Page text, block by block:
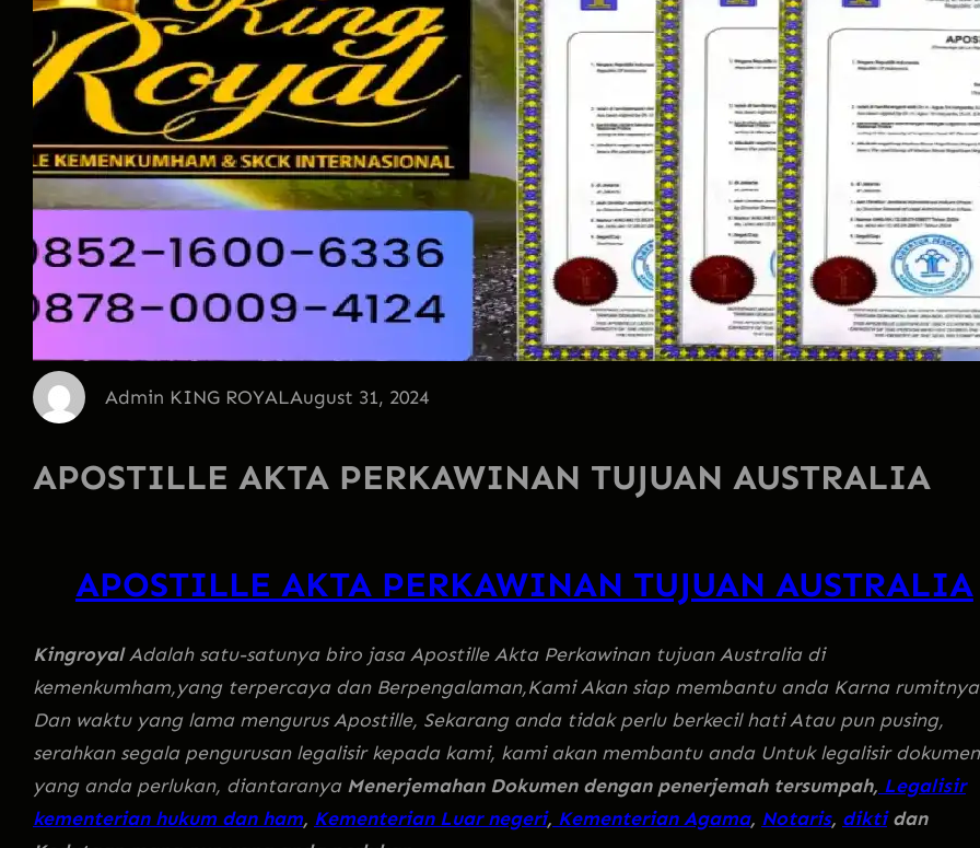
Admin KING ROYALAugust 31, 2024
APOSTILLE AKTA PERKAWINAN TUJUAN AUSTRALIA
APOSTILLE AKTA PERKAWINAN TUJUAN AUSTRALIA
KingroyalAdalah satu-satunya biro jasa Apostille Akta Perkawinan tujuan Australia di
kemenkumham,yang terpercaya dan Berpengalaman,Kami Akan siap membantu anda Karna rumitnya
Dan waktu yang lama mengurus Apostille, Sekarang anda tidak perlu berkecil hati Atau pun pusing,
serahkan segala pengurusan legalisir kepada kami, kami akan membantu anda Untuk legalisir dokumen
yang anda perlukan, diantaranya Menerjemahan Dokumen dengan penerjemah tersumpah, Legalisir
kementerian hukum dan ham, Kementerian Luar negeri, Kementerian Agama, Notaris, diktidan